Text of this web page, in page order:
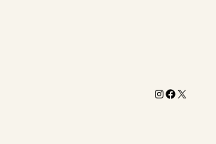
Instagram
X